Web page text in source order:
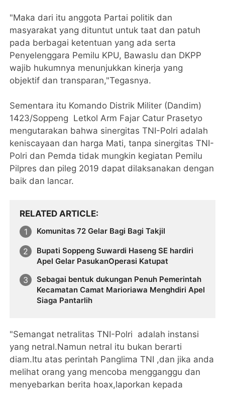
"Maka dari itu anggota Partai politik dan
masyarakat yang dituntut untuk taat dan patuh
pada berbagai ketentuan yang ada serta
Penyelenggara Pemilu KPU, Bawaslu dan DKPP
wajib hukumnya menunjukkan kinerja yang
objektif dan transparan,"Tegasnya.
Sementara itu Komando Distrik Militer (Dandim)
1423/Soppeng Letkol Arm Fajar Catur Prasetyo
mengutarakan bahwa sinergitas TNI-Polri adalah
keniscayaan dan harga Mati, tanpa sinergitas TNI-
Polri dan Pemda tidak mungkin kegiatan Pemilu
Pilpres dan pileg 2019 dapat dilaksanakan dengan
baik dan lancar.
RELATED ARTICLE
Komunitas 72 Gelar Bagi Bagi Takjil
Bupati Soppeng Suwardi Haseng SE hardiri
Apel Gelar PasukanOperasi Katupat
Sebagai bentuk dukungan Penuh Pemerintah
Kecamatan Camat Marioriawa Menghdiri Apel
Siaga Pantarlih
"Semangat netralitas TNI-Polri adalah instansi
yang netral.Namun netral itu bukan berarti
diam.Itu atas perintah Panglima TNI ,dan jika anda
melihat orang yang mencoba mengganggu dan
menyebarkan berita hoax,laporkan kepada